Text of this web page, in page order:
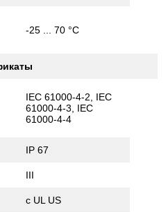
-25 ... 70 °C
IEC 61000-4-2, IEC
61000-4-3, IEC
61000-4-4
IP 67
III
c UL US